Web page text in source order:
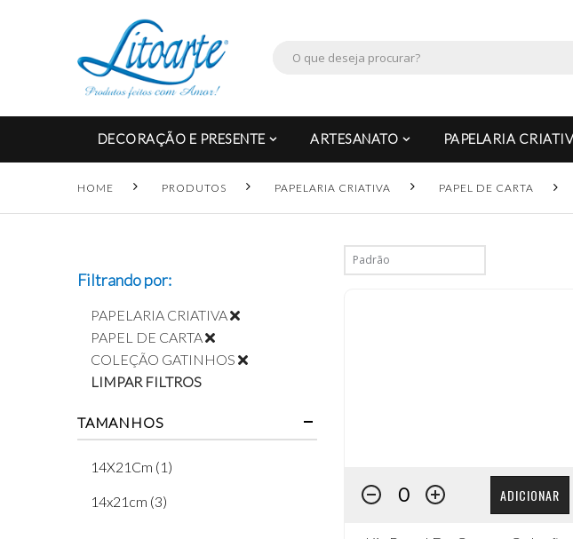
DECORAÇÃO E PRESENTE ARTESANATO PAPELARIA
HOME PRODUTOS PAPELARIA CRIATIVA PAPEL DE CARTA
ADICIONAR
Filtrando por:
PAPELARIA CRIATIVA
PAPEL DE CARTA
COLEÇÃO GATINHOS
LIMPAR FILTROS
TAMANHOS
14X21Cm (1)
14x21cm (3)